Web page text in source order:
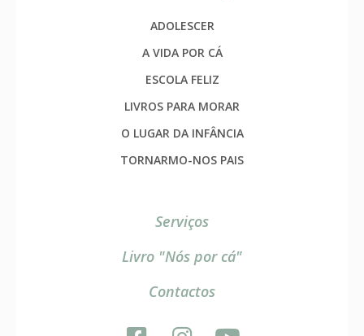
ADOLESCER
A VIDA POR CÁ
ESCOLA FELIZ
LIVROS PARA MORAR
O LUGAR DA INFÂNCIA
TORNARMO-NOS PAIS
Serviços
Livro "Nós por cá"
Contactos